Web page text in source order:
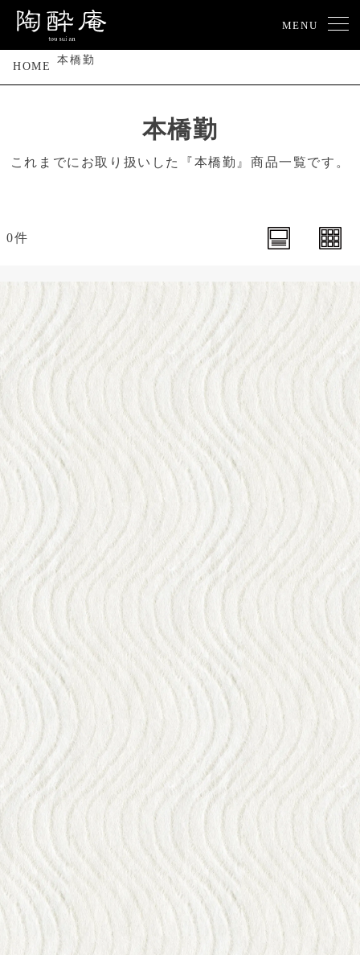
MENU
HOME
本橋勤
本橋勤
これまでにお取り扱いした『本橋勤』商品一覧です。
0件